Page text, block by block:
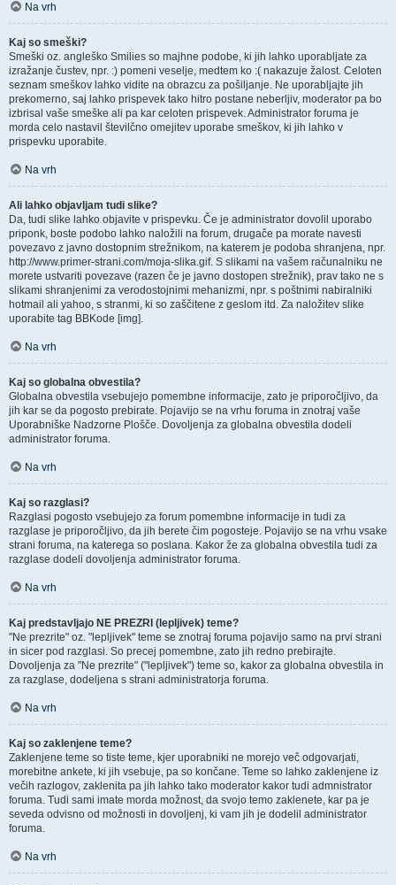
Na vrh
Kaj so smeški?
Smeški oz. angleško Smilies so majhne podobe, ki jih lahko uporabljate za
izražanje čustev, npr. :) pomeni veselje, medtem ko :( nakazuje žalost. Celoten
seznam smeškov lahko vidite na obrazcu za pošiljanje. Ne uporabljajte jih
prekomerno, saj lahko prispevek tako hitro postane neberljiv, moderator pa bo
izbrisal vaše smeške ali pa kar celoten prispevek. Administrator foruma je
morda celo nastavil številčno omejitev uporabe smeškov, ki jih lahko v
prispevku uporabite.
Na vrh
Ali lahko objavljam tudi slike?
Da, tudi slike lahko objavite v prispevku. Če je administrator dovolil uporabo
priponk, boste podobo lahko naložili na forum, drugače pa morate navesti
povezavo z javno dostopnim strežnikom, na katerem je podoba shranjena, npr.
http://www.primer-strani.com/moja-slika.gif. S slikami na vašem računalniku ne
morete ustvariti povezave (razen če je javno dostopen strežnik), prav tako ne s
slikami shranjenimi za verodostojnimi mehanizmi, npr. s poštnimi nabiralniki
hotmail ali yahoo, s stranmi, ki so zaščitene z geslom itd. Za naložitev slike
uporabite tag BBKode [img].
Na vrh
Kaj so globalna obvestila?
Globalna obvestila vsebujejo pomembne informacije, zato je priporočljivo, da
jih kar se da pogosto prebirate. Pojavijo se na vrhu foruma in znotraj vaše
Uporabniške Nadzorne Plošče. Dovoljenja za globalna obvestila dodeli
administrator foruma.
Na vrh
Kaj so razglasi?
Razglasi pogosto vsebujejo za forum pomembne informacije in tudi za
razglase je priporočljivo, da jih berete čim pogosteje. Pojavijo se na vrhu vsake
strani foruma, na katerega so poslana. Kakor že za globalna obvestila tudi za
razglase dodeli dovoljenja administrator foruma.
Na vrh
Kaj predstavljajo NE PREZRI (lepljivek) teme?
"Ne prezrite" oz. "lepljivek" teme se znotraj foruma pojavijo samo na prvi strani
in sicer pod razglasi. So precej pomembne, zato jih redno prebirajte.
Dovoljenja za "Ne prezrite" ("lepljivek") teme so, kakor za globalna obvestila in
za razglase, dodeljena s strani administratorja foruma.
Na vrh
Kaj so zaklenjene teme?
Zaklenjene teme so tiste teme, kjer uporabniki ne morejo več odgovarjati,
morebitne ankete, ki jih vsebuje, pa so končane. Teme so lahko zaklenjene iz
večih razlogov, zaklenita pa jih lahko tako moderator kakor tudi admnistrator
foruma. Tudi sami imate morda možnost, da svojo temo zaklenete, kar pa je
seveda odvisno od možnosti in dovoljenj, ki vam jih je dodelil administrator
foruma.
Na vrh